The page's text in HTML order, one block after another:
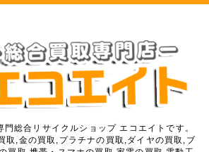
総合リサイクルショップ エコエイトです。
取,金の買取,プラチナの買取,ダイヤの買取,ブ